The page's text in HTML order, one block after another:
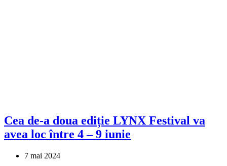
Cea de-a doua ediție LYNX Festival va
avea loc între 4 – 9 iunie
7 mai 2024